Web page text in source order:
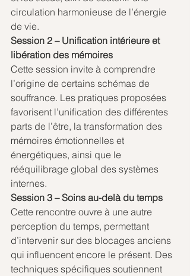
circulation harmonieuse de l’énergie
de vie.
Session 2 – Unification intérieure et
libération des mémoires
Cette session invite à comprendre
l’origine de certains schémas de
souffrance. Les pratiques proposées
favorisent l’unification des différentes
parts de l’être, la transformation des
mémoires émotionnelles et
énergétiques, ainsi que le
rééquilibrage global des systèmes
internes.
Session 3 – Soins au-delà du temps
Cette rencontre ouvre à une autre
perception du temps, permettant
d’intervenir sur des blocages anciens
qui influencent encore le présent. Des
techniques spécifiques soutiennent